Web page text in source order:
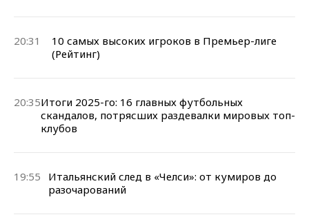
20:31
10 самых высоких игроков в Премьер-лиге
(Рейтинг)
20:35Итоги 2025-го: 16 главных футбольных
скандалов, потрясших раздевалки мировых топ-
клубов
19:55
Итальянский след в «Челси»: от кумиров до
разочарований